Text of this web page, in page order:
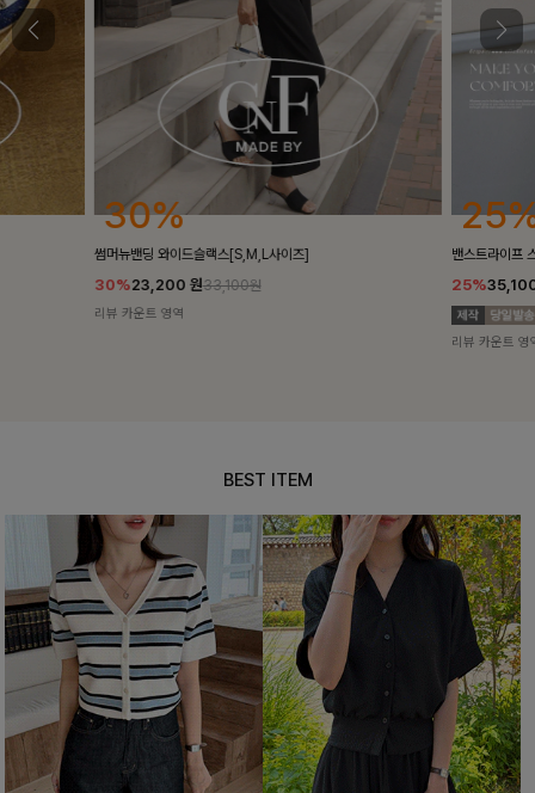
25%
밴스트라이프 스트링원피스
25%35,100원46,800원
12%
쥬린레이스 카
12%
리뷰 카운트 영
BEST ITEM